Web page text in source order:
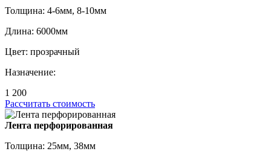
Толщина: 4-6мм, 8-10мм
Длина: 6000мм
Цвет: прозрачный
Назначение:
1 200
Рассчитать стоимость
Лента перфорированная
Толщина: 25мм, 38мм